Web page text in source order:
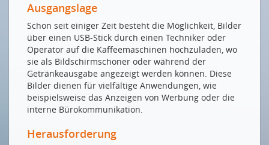
DATEN IN DER MOBILITÄT
Weniger allein
ICT-NETZWORKINGPARTY 2024
The Best of Both Worlds
Drucken
Ausgangslage
Schon seit einiger Zeit besteht die Möglichkeit, Bilder
über einen USB-Stick durch einen Techniker oder
Operator auf die Kaffeemaschinen hochzuladen, wo
sie als Bildschirmschoner oder während der
Getränkeausgabe angezeigt werden können. Diese
Bilder dienen für vielfältige Anwendungen, wie
beispielsweise das Anzeigen von Werbung oder die
interne Bürokommunikation.
Herausforderung